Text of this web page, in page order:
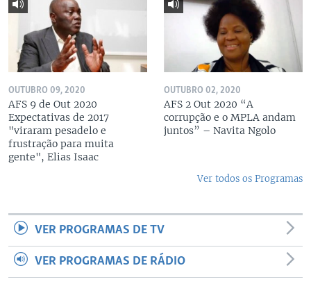
OUTUBRO 09, 2020
AFS 9 de Out 2020
Expectativas de 2017
"viraram pesadelo e
frustração para muita
gente", Elias Isaac
OUTUBRO 02, 2020
AFS 2 Out 2020 “A
corrupção e o MPLA andam
juntos” – Navita Ngolo
Ver todos os Programas
VER PROGRAMAS DE TV
VER PROGRAMAS DE RÁDIO